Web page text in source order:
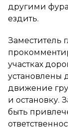
другими
ездить.
Заместитель
участках
установлены
движение
и остановку.
быть